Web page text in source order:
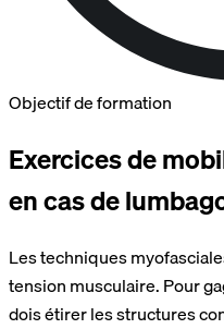
Objectif de formation
Exercices de
en cas de
Les techniques
tension musculaire. Pour
dois étirer les structures